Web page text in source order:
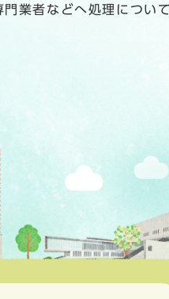
業者などへ処理につい